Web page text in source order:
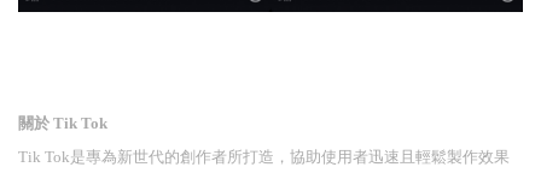
關於 Tik Tok
Tik Tok是專為新世代的創作者所打造，協助使用者迅速且輕鬆製作效果